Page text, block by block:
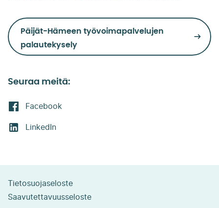
Päijät-Hämeen työvoimapalvelujen
palautekysely
Seuraa meitä:
Facebook
LinkedIn
Tietosuojaseloste
Saavutettavuusseloste